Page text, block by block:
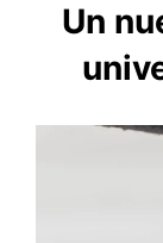
Un